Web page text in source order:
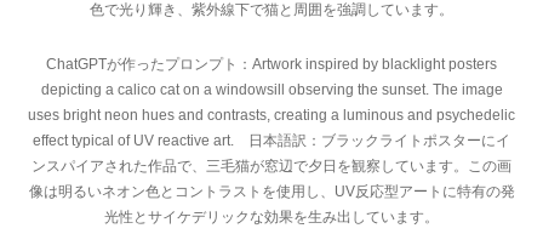
色で光り輝き、紫外線下で猫と周囲を強調しています。
ChatGPTが作ったプロンプト：Artwork inspired by blacklight posters
depicting a calico cat on a windowsill observing the sunset. The image
uses bright neon hues and contrasts, creating a luminous and psychedelic
effect typical of UV reactive art. 日本語訳：ブラックライトポスターにイ
ンスパイアされた作品で、三毛猫が窓辺で夕日を観察しています。この画
像は明るいネオン色とコントラストを使用し、UV反応型アートに特有の発
光性とサイケデリックな効果を生み出しています。